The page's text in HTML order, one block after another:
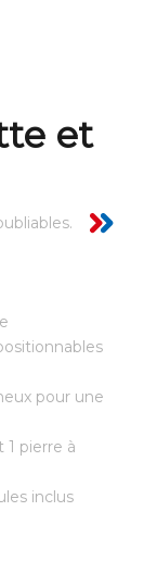
et
pour une
pierre à
inclus